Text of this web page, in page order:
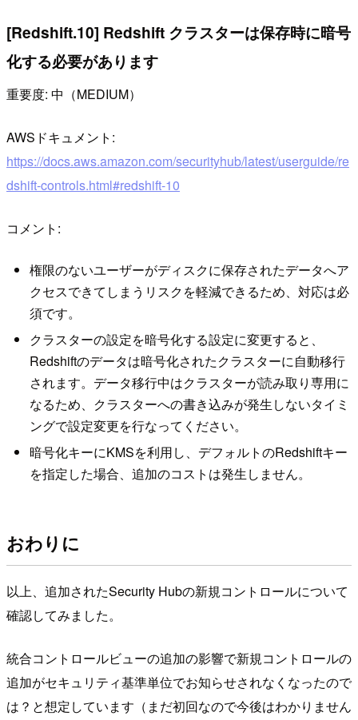
[Redshift.10] Redshift クラスターは保存時に暗号
化する必要があります
重要度: 中（MEDIUM）
AWSドキュメント:
https://docs.aws.amazon.com/securityhub/latest/userguide/re
dshift-controls.html#redshift-10
コメント:
権限のないユーザーがディスクに保存されたデータへア
クセスできてしまうリスクを軽減できるため、対応は必
須です。
クラスターの設定を暗号化する設定に変更すると、
Redshiftのデータは暗号化されたクラスターに自動移行
されます。データ移行中はクラスターが読み取り専用に
なるため、クラスターへの書き込みが発生しないタイミ
ングで設定変更を行なってください。
暗号化キーにKMSを利用し、デフォルトのRedshiftキー
を指定した場合、追加のコストは発生しません。
おわりに
以上、追加されたSecurity Hubの新規コントロールについて
確認してみました。
統合コントロールビューの追加の影響で新規コントロールの
追加がセキュリティ基準単位でお知らせされなくなったので
は？と想定しています（まだ初回なので今後はわかりません